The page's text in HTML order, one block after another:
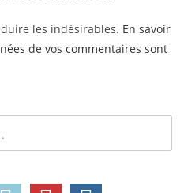
les indésirables. En savoir
de vos commentaires sont